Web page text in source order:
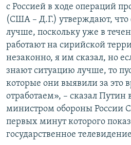
с Россией в ходе операций
(США – Д.Г.) утверждают,
лучше, поскольку уже в
работают на сирийской
незаконно, я им сказал, но
знают ситуацию лучше, то
которые они выявили за это
отработаем», – сказал Путин
министром обороны России
первых минут которого
государственное